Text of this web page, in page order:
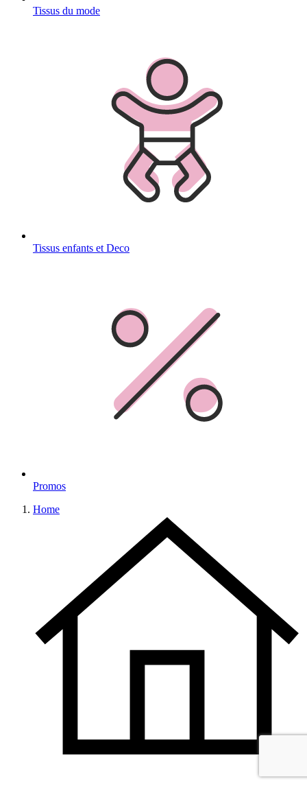
Tissus du mode
Tissus enfants et Deco
Promos
Home